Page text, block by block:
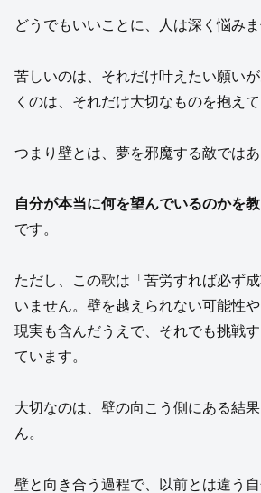
どうでもいいことに、人は深く悩みま
苦しいのは、それだけ叶えたい願い
くのは、それだけ大切なものを抱えて
つまり壁とは、夢を邪魔する敵ではあ
自分が本当に何を望んでいるのかを
です。
ただし、この歌は「苦労すれば必ず
いません。壁を越えられない可能性
現実も含んだうえで、それでも挑戦
ています。
大切なのは、壁の向こう側にある結
ん。
壁と向き合う過程で、以前とは違う